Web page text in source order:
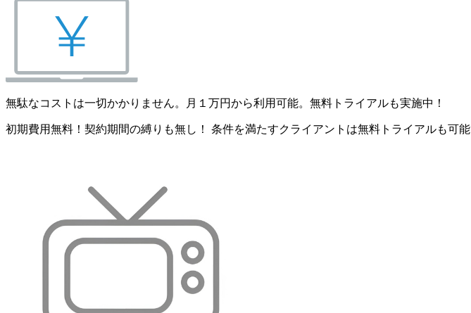
無駄なコストは一切かかりません。月１万円から利用可能。無料トライアルも実施中！
初期費用無料！契約期間の縛りも無し！ 条件を満たすクライアントは無料トライアルも可